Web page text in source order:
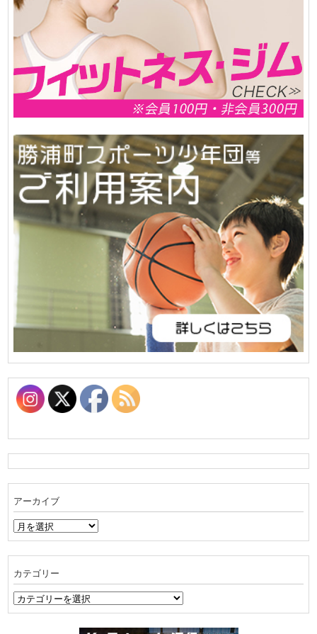
アーカイブ
ア
ー
ブ
カテゴリー
カ
テ